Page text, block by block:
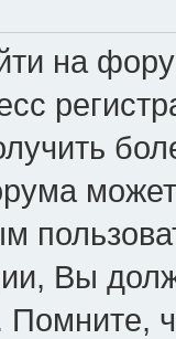
на
может
Вы
Помните,